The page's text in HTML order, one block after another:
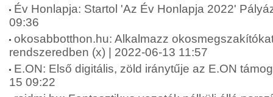
Év Honlapja: Startol 'Az Év Honlapja 2022'
09:36
okosabbotthon.hu: Alkalmazz
rendszeredben (x) | 2022-06-13 11:57
E.ON: Első digitális, zöld iránytűje az E.ON
15 09:22